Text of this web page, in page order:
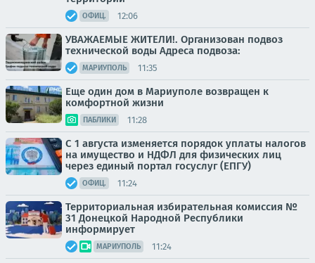
ОФИЦ. 12:06
УВАЖАЕМЫЕ ЖИТЕЛИ!. Организован подвоз
технической воды Адреса подвоза:
МАРИУПОЛЬ 11:35
Еще один дом в Мариуполе возвращен к
комфортной жизни
ПАБЛИКИ 11:28
С 1 августа изменяется порядок уплаты налогов
на имущество и НДФЛ для физических лиц
через единый портал госуслуг (ЕПГУ)
ОФИЦ. 11:24
Территориальная избирательная комиссия №
31 Донецкой Народной Республики
информирует
МАРИУПОЛЬ 11:24